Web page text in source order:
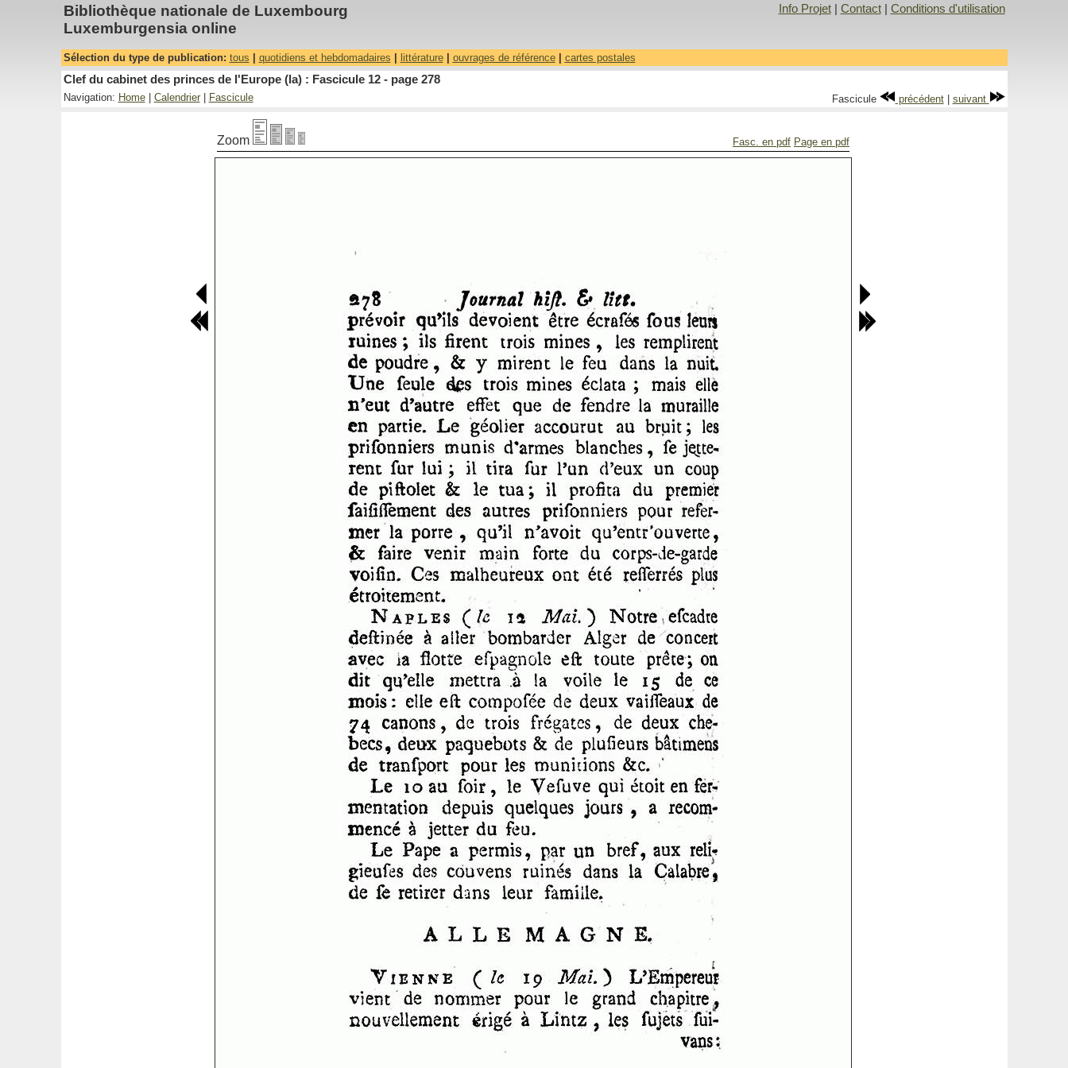
Bibliothèque nationale de Luxembourg
Luxemburgensia online
Info Projet| Contact| Conditions d'utilisation
Sélection du type de publication: tous quotidiens et hebdomadaires littérature| ouvrages de référence| cartes postales
Clef du cabinet des princes de l'Europe (la) : Fascicule 12 - page 278
Navigation: Home| Calendrier| Fascicule Fascicule précédent| suivant
Zoom Fasc. en pdf Page en pdf